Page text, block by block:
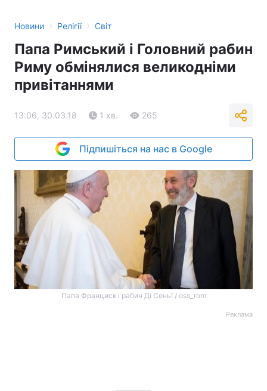
Новини › Релігії › Світ
Папа Римський і Головний рабин
Риму обмінялися великодніми
привітаннями
13:06, 30.03.18 1 хв. 265
Підпишіться на нас в Google
Папа Франциск і рабин Ді Сеньї / oss_rom
Реклама